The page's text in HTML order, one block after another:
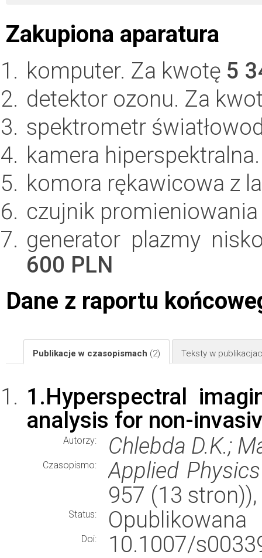
Zakupiona aparatura
komputer. Za kwotę 5
detektor ozonu. Za
spektrometr
kamera
komora rękawicowa z
czujnik
generator plazmy
600 PLN
Dane z raportu
Publikacje w czasopismach (2) Teksty w
1.Hyperspectral
analysis for non-
Autorzy: Chlebda D.K.;
Czasopismo:
Applied
957 (13
Status: Opublikowana
Doi:
10.1007/